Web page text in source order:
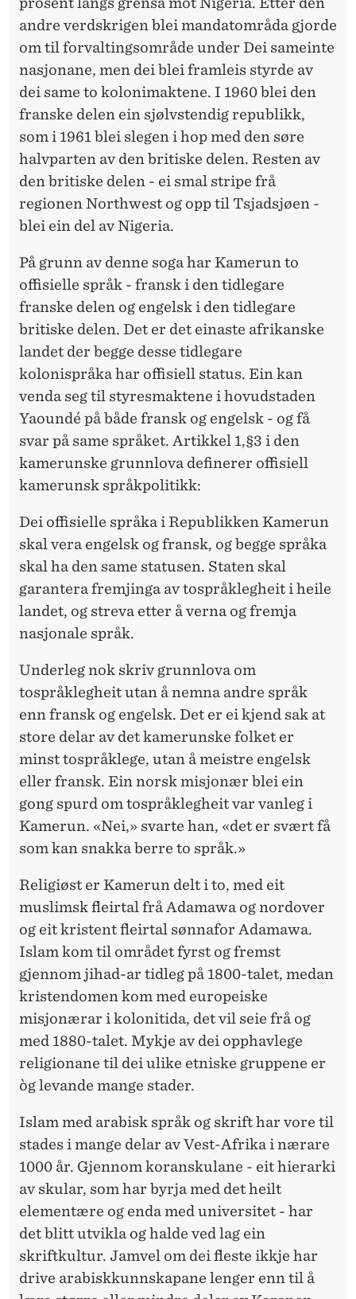
andre verdskrigen blei mandatområda gjorde
om til forvaltingsområde under Dei sameinte
nasjonane, men dei blei framleis styrde av
dei same to kolonimaktene. I 1960 blei den
franske delen ein sjølvstendig republikk,
som i 1961 blei slegen i hop med den søre
halvparten av den britiske delen. Resten av
den britiske delen - ei smal stripe frå
regionen Northwest og opp til Tsjadsjøen -
blei ein del av Nigeria.
På grunn av denne soga har Kamerun to
offisielle språk - fransk i den tidlegare
franske delen og engelsk i den tidlegare
britiske delen. Det er det einaste afrikanske
landet der begge desse tidlegare
kolonispråka har offisiell status. Ein kan
venda seg til styresmaktene i hovudstaden
Yaoundé på både fransk og engelsk - og få
svar på same språket. Artikkel 1,§3 i den
kamerunske grunnlova definerer offisiell
kamerunsk språk­politikk:
Dei offisielle språka i Republikken Kamerun
skal vera engelsk og fransk, og begge språka
skal ha den same statusen. Staten skal
garantera fremjinga av tospråklegheit i heile
landet, og streva etter å verna og fremja
nasjonale språk.
Underleg nok skriv grunnlova om
tospråklegheit utan å nemna andre språk
enn fransk og engelsk. Det er ei kjend sak at
store delar av det kamerunske folket er
minst tospråklege, utan å meistre engelsk
eller fransk. Ein norsk misjonær blei ein
gong spurd om tospråklegheit var vanleg i
Kamerun. «Nei,» svarte han, «det er svært få
som kan snakka berre to språk.»
Religiøst er Kamerun delt i to, med eit
muslimsk fleirtal frå Adamawa og nordover
og eit kristent fleirtal sønnafor Adamawa.
Islam kom til området fyrst og fremst
gjennom jihad-ar tidleg på 1800-talet, medan
kristen­domen kom med europeiske
misjonærar i kolonitida, det vil seie frå og
med 1880-talet. Mykje av dei opphavlege
religionane til dei ulike etniske gruppene er
òg levande mange stader.
Islam med arabisk språk og skrift har vore til
stades i mange delar av Vest-Afrika i nærare
1000 år. Gjennom koranskulane - eit hierarki
av skular, som har byrja med det heilt
elementære og enda med universitet - har
det blitt utvikla og halde ved lag ein
skriftkultur. Jamvel om dei fleste ikkje har
drive arabiskkunnskapane lenger enn til å